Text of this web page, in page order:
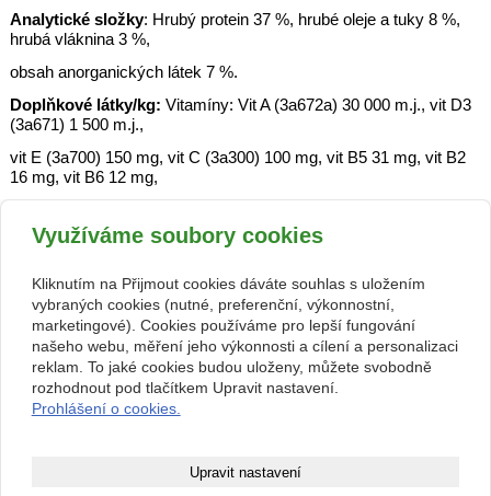
Analytické složky: Hrubý protein 37 %, hrubé oleje a tuky 8 %,
hrubá vláknina 3 %,
obsah anorganických látek 7 %.
Doplňkové látky/kg: Vitamíny: Vit A (3a672a) 30 000 m.j., vit D3
(3a671) 1 500 m.j.,
vit E (3a700) 150 mg, vit C (3a300) 100 mg, vit B5 31 mg, vit B2
16 mg, vit B6 12 mg,
Emulgátory: Lecitin (E 322) 20 g.
Krmný návod
Krmte několikrát denně takové množství krmiva, které ryby
zkonzumují během několika minut.
Využíváme soubory cookies
Kliknutím na Přijmout cookies dáváte souhlas s uložením
vybraných cookies (nutné, preferenční, výkonnostní,
marketingové). Cookies používáme pro lepší fungování
našeho webu, měření jeho výkonnosti a cílení a personalizaci
reklam. To jaké cookies budou uloženy, můžete svobodně
rozhodnout pod tlačítkem Upravit nastavení.
Prohlášení o cookies.
Upravit nastavení